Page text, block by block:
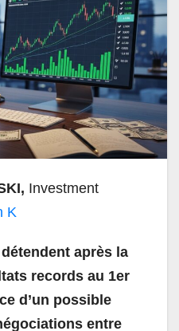
Investment
K
après la
records au 1er
d’un possible
entre